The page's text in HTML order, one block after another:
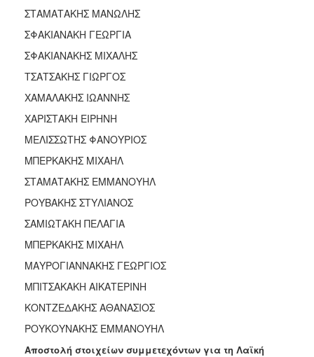
ΣΤΑΜΑΤΑΚΗΣ ΜΑΝΩΛΗΣ
ΣΦΑΚΙΑΝΑΚΗ ΓΕΩΡΓΙΑ
ΣΦΑΚΙΑΝΑΚΗΣ ΜΙΧΑΛΗΣ
ΤΣΑΤΣΑΚΗΣ ΓΙΩΡΓΟΣ
ΧΑΜΑΛΑΚΗΣ ΙΩΑΝΝΗΣ
ΧΑΡΙΣΤΑΚΗ ΕΙΡΗΝΗ
ΜΕΛΙΣΣΩΤΗΣ ΦΑΝΟΥΡΙΟΣ
ΜΠΕΡΚΑΚΗΣ ΜΙΧΑΗΛ
ΣΤΑΜΑΤΑΚΗΣ ΕΜΜΑΝΟΥΗΛ
ΡΟΥΒΑΚΗΣ ΣΤΥΛΙΑΝΟΣ
ΣΑΜΙΩΤΑΚΗ ΠΕΛΑΓΙΑ
ΜΠΕΡΚΑΚΗΣ ΜΙΧΑΗΛ
ΜΑΥΡΟΓΙΑΝΝΑΚΗΣ ΓΕΩΡΓΙΟΣ
ΜΠΙΤΣΑΚΑΚΗ ΑΙΚΑΤΕΡΙΝΗ
ΚΟΝΤΖΕΔΑΚΗΣ ΑΘΑΝΑΣΙΟΣ
ΡΟΥΚΟΥΝΑΚΗΣ ΕΜΜΑΝΟΥΗΛ
Αποστολή στοιχείων συμμετεχόντων για τη Λαϊκή